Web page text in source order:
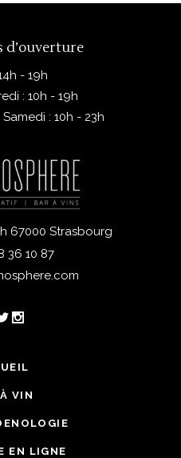
d’ouverture
- 19h
: 10h - 19h
: 10h - 23h
67000 Strasbourg
36 10 87
VIN
EN LIGNE